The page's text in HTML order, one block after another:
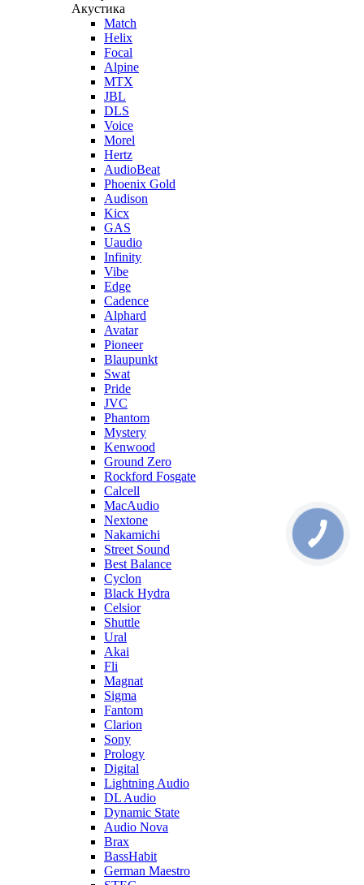
Акустика
Match
Helix
Focal
Alpine
MTX
JBL
DLS
Voice
Morel
Hertz
AudioBeat
Phoenix Gold
Audison
Kicx
GAS
Uaudio
Infinity
Vibe
Edge
Cadence
Alphard
Avatar
Pioneer
Blaupunkt
Swat
Pride
JVC
Phantom
Mystery
Kenwood
Ground Zero
Rockford Fosgate
Calcell
MacAudio
Nextone
Nakamichi
Street Sound
Best Balance
Cyclon
Black Hydra
Celsior
Shuttle
Ural
Akai
Fli
Magnat
Sigma
Fantom
Clarion
Sony
Prology
Digital
Lightning Audio
DL Audio
Dynamic State
Audio Nova
Brax
BassHabit
German Maestro